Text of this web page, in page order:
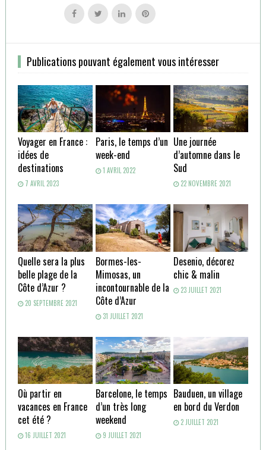
Follow
us
Follow
us
Follow
us
Follow
us
Publications pouvant également vous intéresser
Voyager en France :
idées de
destinations
7 AVRIL 2023
Paris, le temps d’un
week-end
1 AVRIL 2022
Une journée
d’automne dans le
Sud
22 NOVEMBRE 2021
Quelle sera la plus
belle plage de la
Côte d’Azur ?
20 SEPTEMBRE 2021
Bormes-les-
Mimosas, un
incontournable de la
Côte d’Azur
31 JUILLET 2021
Desenio, décorez
chic & malin
23 JUILLET 2021
Où partir en
vacances en France
cet été ?
16 JUILLET 2021
Barcelone, le temps
d’un très long
weekend
9 JUILLET 2021
Bauduen, un village
en bord du Verdon
2 JUILLET 2021